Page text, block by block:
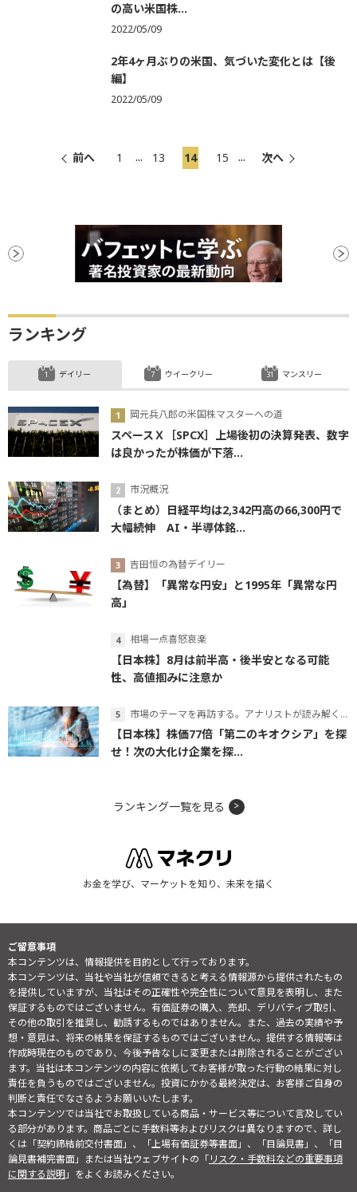
の高い米国株...
2022/05/09
2年4ヶ月ぶりの米国、気づいた変化とは【後
編】
2022/05/09
前へ 1 ... 13 14 15 ... 次へ
ランキング
デイリー
岡元兵八郎の米国株マスターへの道
スペースＸ［SPCX］上場後初の決算発表、数字
は良かったが株価が下落...
市況概況
（まとめ）日経平均は2,342円高の66,300円で
大幅続伸 AI・半導体銘...
吉田恒の為替デイリー
【為替】「異常な円安」と1995年「異常な円
高」
相場一点喜怒哀楽
【日本株】8月は前半高・後半安となる可能
性、高値掴みに注意か
市場のテーマを再訪する。アナリストが読み解くテーマの本質
【日本株】株価77倍「第二のキオクシア」を探
せ！次の大化け企業を探...
ウイークリー マンスリー
ランキング一覧を見る
お金を学び、マーケットを知り、未来を描く
ご留意事項
本コンテンツは、情報提供を目的として行っております。
本コンテンツは、当社や当社が信頼できると考える情報源から提供されたもの
を提供していますが、当社はその正確性や完全性について意見を表明し、また
保証するものではございません。有価証券の購入、売却、デリバティブ取引、
その他の取引を推奨し、勧誘するものではありません。また、過去の実績や予
想・意見は、将来の結果を保証するものではございません。提供する情報等は
作成時現在のものであり、今後予告なしに変更または削除されることがござい
ます。当社は本コンテンツの内容に依拠してお客様が取った行動の結果に対し
責任を負うものではございません。投資にかかる最終決定は、お客様ご自身の
判断と責任でなさるようお願いいたします。
本コンテンツでは当社でお取扱している商品・サービス等について言及してい
る部分があります。商品ごとに手数料等およびリスクは異なりますので、詳し
くは「契約締結前交付書面」、「上場有価証券等書面」、「目論見書」、「目
論見書補完書面」または当社ウェブサイトの「リスク・手数料などの重要事項
に関する説明」をよくお読みください。